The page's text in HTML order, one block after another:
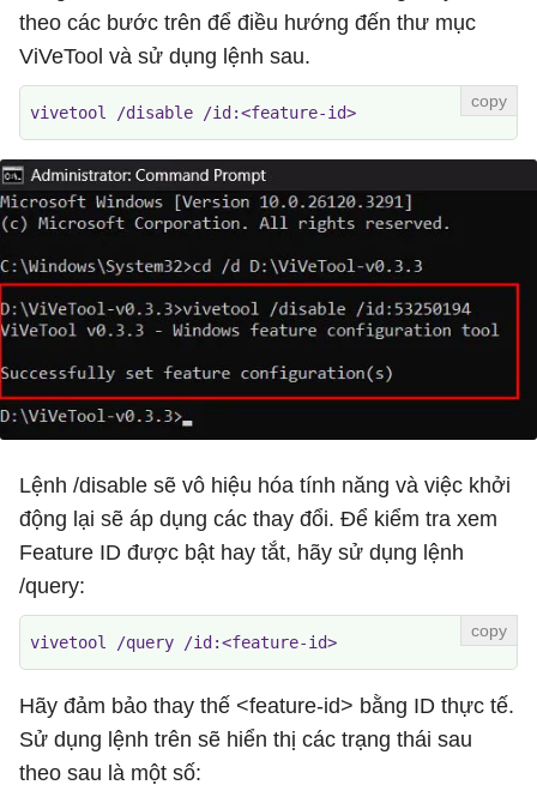
theo các bước trên để điều hướng đến thư mục
ViVeTool và sử dụng lệnh sau.
vivetool /disable /id:<feature-id>
Lệnh /disable sẽ vô hiệu hóa tính năng và việc khởi
động lại sẽ áp dụng các thay đổi. Để kiểm tra xem
Feature ID được bật hay tắt, hãy sử dụng lệnh
/query:
vivetool /query /id:<feature-id>
Hãy đảm bảo thay thế <feature-id> bằng ID thực tế.
Sử dụng lệnh trên sẽ hiển thị các trạng thái sau
theo sau là một số: